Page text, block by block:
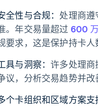
全性与合规： 处理商
。年交易量超过 600
要求，这是保护持卡人
具与洞察：许多处理商
议，分析交易趋势并改
个卡组织和区域方案支